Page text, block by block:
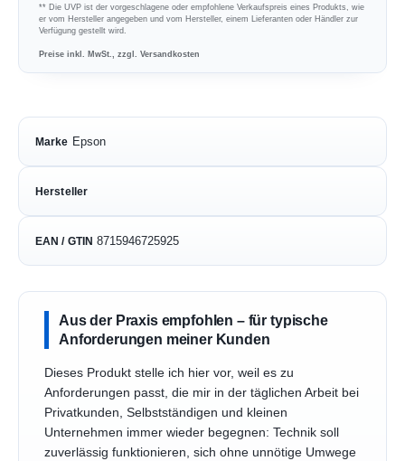
** Die UVP ist der vorgeschlagene oder empfohlene Verkaufspreis eines Produkts, wie
er vom Hersteller angegeben und vom Hersteller, einem Lieferanten oder Händler zur
Verfügung gestellt wird.
Preise inkl. MwSt., zzgl. Versandkosten
Marke Epson
Hersteller
EAN / GTIN 8715946725925
Aus der Praxis empfohlen – für typische
Anforderungen meiner Kunden
Dieses Produkt stelle ich hier vor, weil es zu
Anforderungen passt, die mir in der täglichen Arbeit bei
Privatkunden, Selbstständigen und kleinen
Unternehmen immer wieder begegnen: Technik soll
zuverlässig funktionieren, sich ohne unnötige Umwege